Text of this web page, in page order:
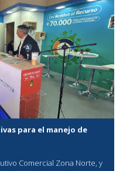
para el manejo de
Comercial Zona Norte, y